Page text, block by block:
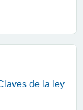
de la ley